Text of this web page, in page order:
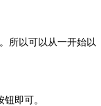
所以可以从一开始以
即可。